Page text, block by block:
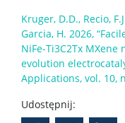
Kruger, D.D., Recio,
Garcia, H. 2026,
NiFe-Ti3C2Tx
evolution
Applications, vol. 10,
Udostępnij: